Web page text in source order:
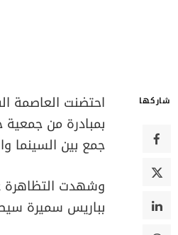
شاركها احتضنت العاصمة
بمبادرة من
جمع بين السينما
وشهدت التظاهرة
بباريس سميرة